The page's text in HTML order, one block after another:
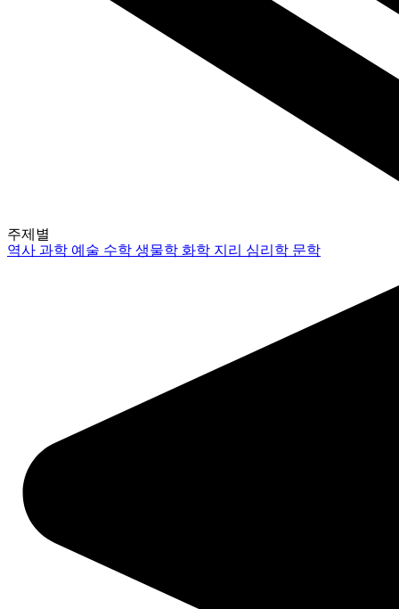
주제별
역사과학 예술 수학생물학 화학 지리 심리학 문학